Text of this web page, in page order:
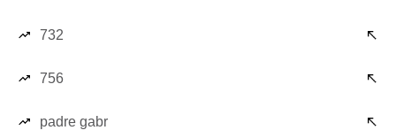
732
756
padre gabr